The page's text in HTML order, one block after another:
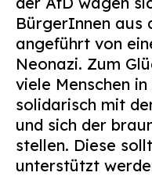
BürgerInnen aus
angeführt von
Neonazi. Zum
viele Menschen
solidarisch mit
und sich der
stellen. Diese
unterstützt